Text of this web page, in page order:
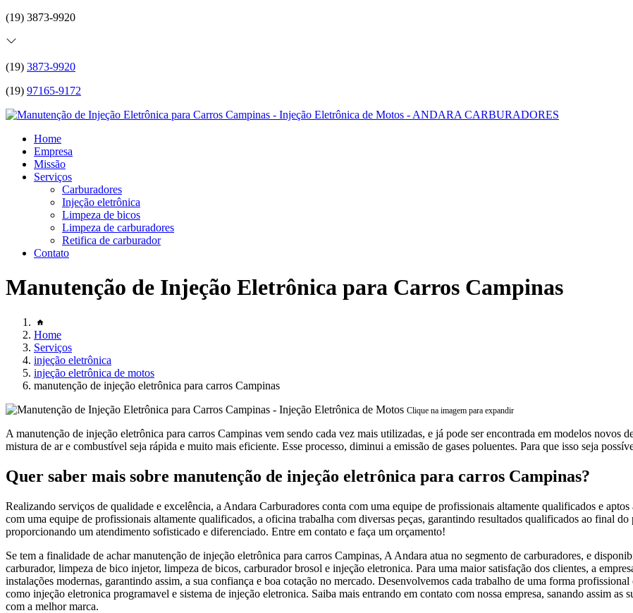
(19) 3873-9920
(19) 3873-9920
(19) 97165-9172
Home
Empresa
Missão
Serviços
Carburadores
Injeção eletrônica
Limpeza de bicos
Limpeza de carburadores
Retifica de carburador
Contato
Manutenção de Injeção Eletrônica para Carros Campinas
Home
Serviços
injeção eletrônica
injeção eletrônica de motos
manutenção de injeção eletrônica para carros Campinas
Clique na imagem para expandir
A manutenção de injeção eletrônica para carros Campinas vem sendo cada vez mais utilizadas, e já pode ser encontrada em modelos novos
mistura de ar e combustível seja rápida e muito mais eficiente. Esse processo, diminui a emissão de gases poluentes. Para que isso seja
Quer saber mais sobre manutenção de injeção eletrônica para carros Campinas?
Realizando serviços de qualidade e excelência, a Andara Carburadores conta com uma equipe de profissionais altamente qualificados e
com uma equipe de profissionais altamente qualificados, a oficina trabalha com diversas peças, garantindo resultados qualificados ao final do
proporcionando um atendimento sofisticado e diferenciado. Entre em contato e faça um orçamento!
Se tem a finalidade de achar manutenção de injeção eletrônica para carros Campinas, A Andara atua no segmento de carburadores, e
carburador, limpeza de bico injetor, limpeza de bicos, carburador brosol e injeção eletronica. Para uma maior satisfação dos clientes, a
instalações modernas, garantindo assim, a sua confiança e boa cotação no mercado. Desenvolvemos cada trabalho de uma forma
como injeção eletronica programavel e sistema de injeção eletronica. Saiba mais entrando em contato com nossa empresa, sanando assim
com a melhor marca.